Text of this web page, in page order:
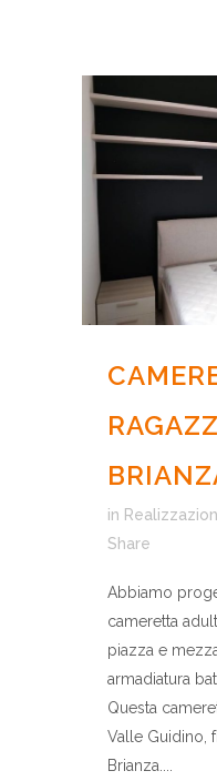
in
Share
Abbiamo
cameretta
piazza e
armadiatura
Questa
Valle Guidino,
Brianza....